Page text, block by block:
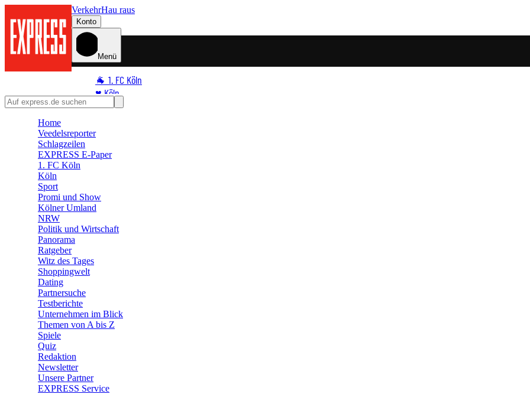
VerkehrHau raus
Konto
Menü
🐐 1. FC Köln
♥️ Köln
⭐ Promi
🛒 Shoppingwelt
🧩 Spiele
Home
Veedelsreporter
Schlagzeilen
EXPRESS E-Paper
1. FC Köln
Köln
Sport
Promi und Show
Kölner Umland
NRW
Politik und Wirtschaft
Panorama
Ratgeber
Witz des Tages
Shoppingwelt
Dating
Partnersuche
Testberichte
Unternehmen im Blick
Themen von A bis Z
Spiele
Quiz
Redaktion
Newsletter
Unsere Partner
EXPRESS Service